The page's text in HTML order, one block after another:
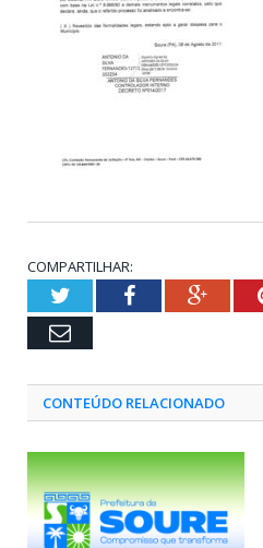
COMPARTILHAR:
TwitterFacebook
Email
CONTEÚDO RELACIONADO